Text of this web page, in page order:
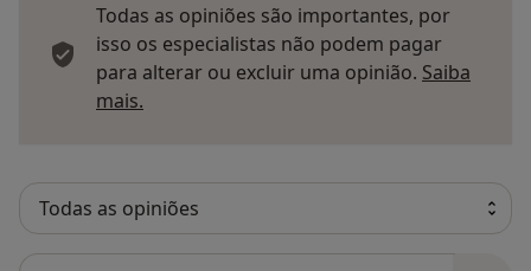
Todas as opiniões são importantes, por
isso os especialistas não podem pagar
para alterar ou excluir uma opinião. Saiba
mais.